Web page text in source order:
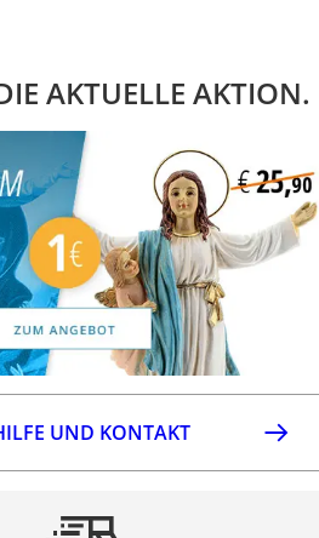
AKTUELLE AKTION.
UND KONTAKT